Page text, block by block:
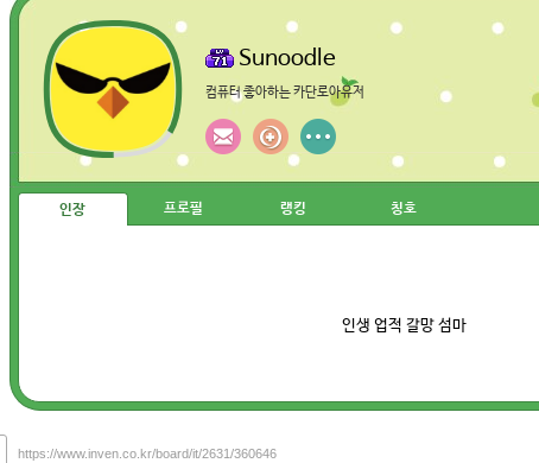
Sunoodle
컴퓨터 좋아하는 카단로아유저
인장 프로필 랭킹 칭호
인생 업적 갈망 섬마
https://www.inven.co.kr/board/it/2631/360646